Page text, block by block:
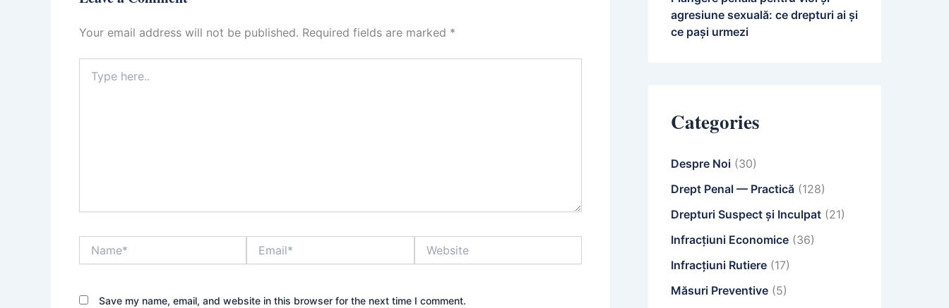
Your email address will not be published. Required fields are marked *
here..
Save my name, email, and website in this browser for the next time I comment.
agresiune sexuală: ce drepturi ai și
ce pași urmezi
Categories
Despre Noi (30)
Drept Penal — Practică (128)
Drepturi Suspect și Inculpat (21)
Infracțiuni Economice (36)
Infracțiuni Rutiere (17)
Măsuri Preventive (5)